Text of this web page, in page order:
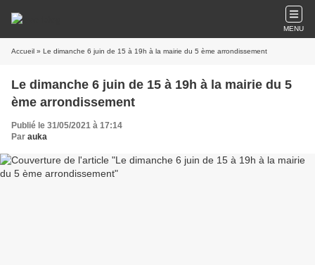
MENU
Accueil » Le dimanche 6 juin de 15 à 19h à la mairie du 5 ème arrondissement
Le dimanche 6 juin de 15 à 19h à la mairie du 5
ème arrondissement
Publié le 31/05/2021 à 17:14
Par auka